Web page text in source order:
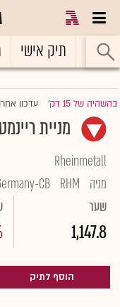
ראשי תיק אישי
בהשהיה של 15 דק' |עדכון
מניית
Rheinmetall
מניה
RHM
CB
שער
1,147.8
הוסף לתיק